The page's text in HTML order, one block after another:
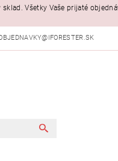
Všetky Vaše prijaté